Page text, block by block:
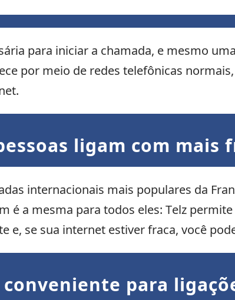
para iniciar a chamada, e mesmo
por meio de redes telefônicas
ligam com mais
internacionais mais populares da
é a mesma para todos eles: Telz
e, se sua internet estiver fraca, você
conveniente para